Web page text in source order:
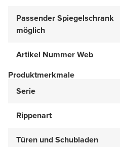
Passender Spiegelschrank
möglich
Artikel Nummer Web
Produktmerkmale
Serie
Rippenart
Türen und Schubladen